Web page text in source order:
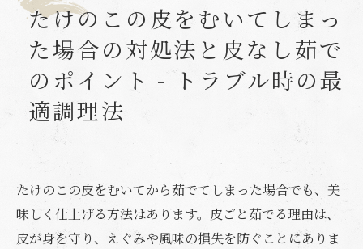
たけのこの皮をむいてしまっ
た場合の対処法と皮なし茹で
のポイント - トラブル時の最
適調理法
たけのこの皮をむいてから茹でてしまった場合でも、美
味しく仕上げる方法はあります。皮ごと茹でる理由は、
皮が身を守り、えぐみや風味の損失を防ぐことにありま